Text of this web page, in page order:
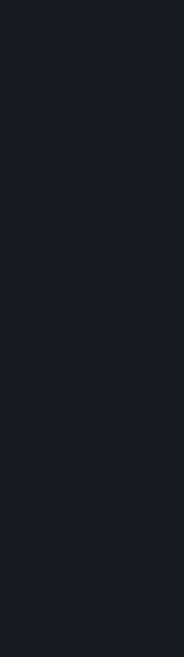
"Зомби - это наши
не понимают, что
должны стараться